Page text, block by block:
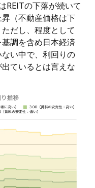
REITの下落が続いて
（不動産価格は下
だし、程度として
調を含め日本経済
い中で、利回りの
ているとは言えな